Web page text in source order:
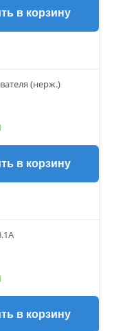
в корзину
(нерж.)
в корзину
в корзину